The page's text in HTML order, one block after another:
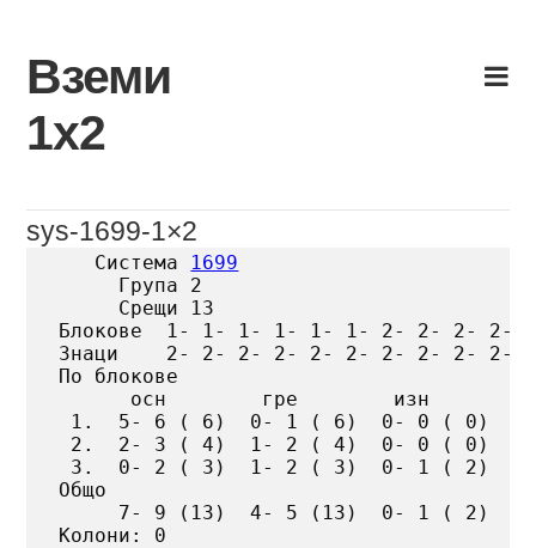
content
Вземи
1х2
sys-1699-1×2
   Система
1699
     Група 2
     Срещи 13
Блокове  1- 1- 1- 1- 1- 1- 2- 2- 2- 2-
Знаци    2- 2- 2- 2- 2- 2- 2- 2- 2- 2-
По блокове
      осн        гре        изн
1.  5- 6 ( 6)  0- 1 ( 6)  0- 0 ( 0)
2.  2- 3 ( 4)  1- 2 ( 4)  0- 0 ( 0)
3.  0- 2 ( 3)  1- 2 ( 3)  0- 1 ( 2)
Общо
     7- 9 (13)  4- 5 (13)  0- 1 ( 2)
Колони: 0